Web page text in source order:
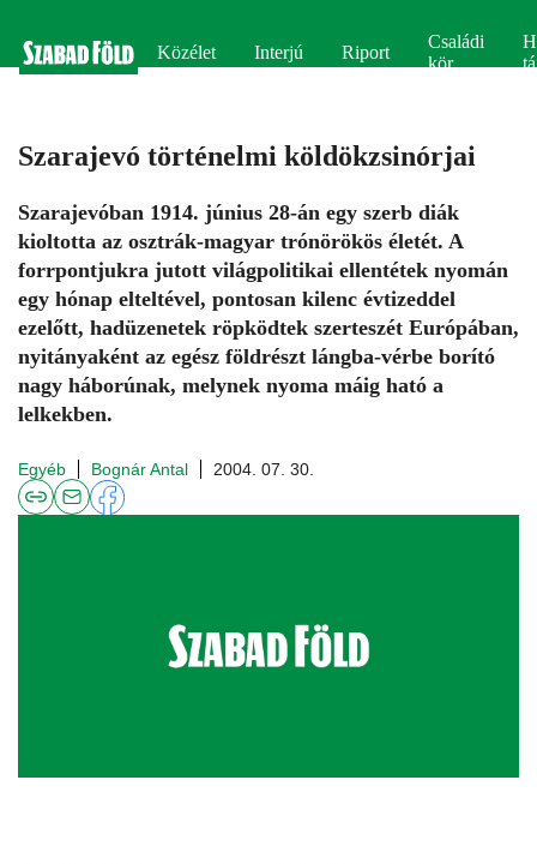
Közélet Interjú Riport
Családi
kör
Szarajevó történelmi köldökzsinórjai
Szarajevóban 1914. június 28-án egy szerb diák
kioltotta az osztrák-magyar trónörökös életét. A
forrpontjukra jutott világpolitikai ellentétek nyomán
egy hónap elteltével, pontosan kilenc évtizeddel
ezelőtt, hadüzenetek röpködtek szerteszét Európában,
nyitányaként az egész földrészt lángba-vérbe borító
nagy háborúnak, melynek nyoma máig ható a
lelkekben.
Egyéb Bognár Antal 2004. 07. 30.